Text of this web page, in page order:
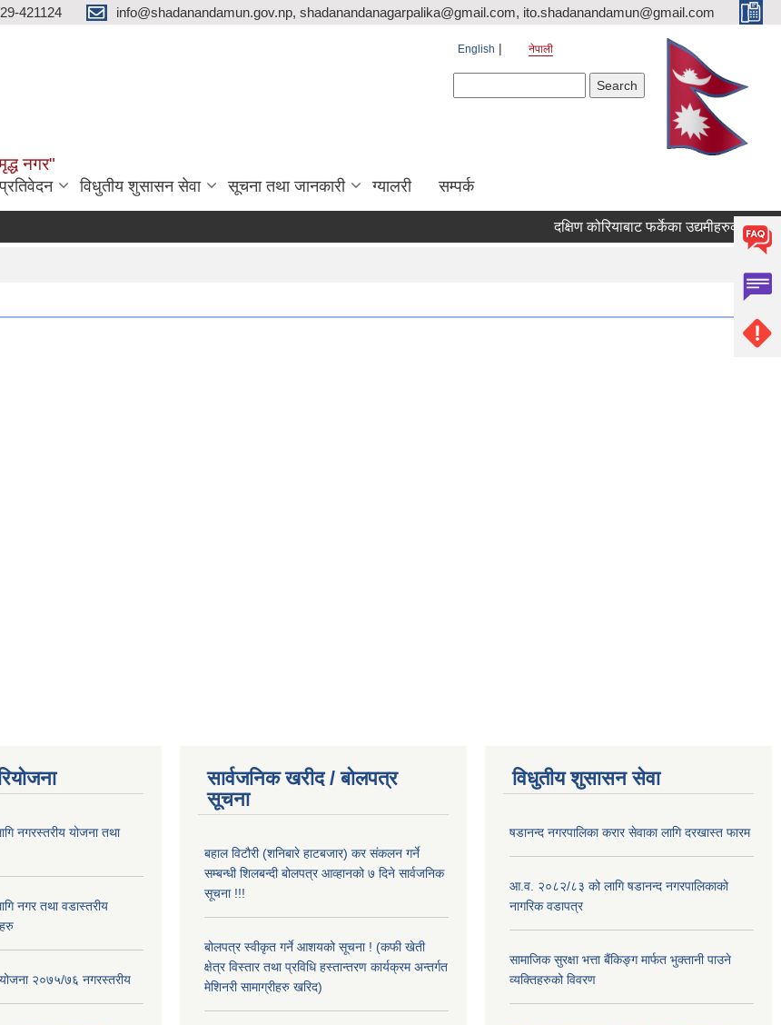
421124 info@shadanandamun.gov.np, shadanandanagarpalika@gmail.com, ito.shadanandamun@gmail.com
नगर"
English नेपाली
प्रतिवेदन विधुतीय शुसासन सेवा सूचना तथा जानकारी ग्यालरी सम्पर्क
दक्षिण कोरियाबाट फर्केका उद्यमीहरुका लागि
नगरस्तरीय योजना तथा
नगर तथा वडास्तरीय
योजना २०७५/७६ नगरस्तरीय
सार्वजनिक खरीद / बोलपत्र
सूचना
बहाल विटौरी (शनिबारे हाटबजार) कर संकलन गर्ने
सम्बन्धी शिलबन्दी बोलपत्र आव्हानको ७ दिने सार्वजनिक
सूचना !!!
बोलपत्र स्वीकृत गर्ने आशयको सूचना ! (कफी खेती
क्षेत्र विस्तार तथा प्रविधि हस्तान्तरण कार्यक्रम अन्तर्गत
मेशिनरी सामाग्रीहरु खरिद)
विधुतीय शुसासन सेवा
षडानन्द नगरपालिका करार सेवाका लागि दरखास्त फारम
आ.व. २०८२/८३ को लागि षडानन्द नगरपालिकाको
नागरिक वडापत्र
सामाजिक सुरक्षा भत्ता बैंकिङ्ग मार्फत भुक्तानी पाउने
व्यक्तिहरुको विवरण